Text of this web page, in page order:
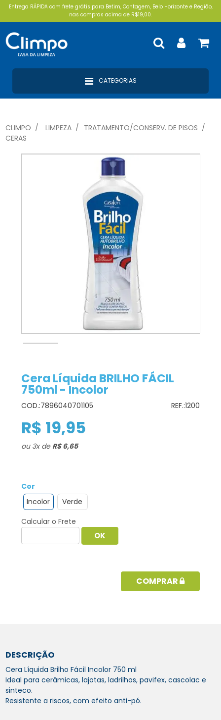
Entrega RÁPIDA com frete grátis para Betim, Contagem, Belo Horizonte e Região,
nas compras acima de R$19,00.
CATEGORIAS
CLIMPO LIMPEZA
TRATAMENTO/CONSERV. DE PISOS
CERAS
Cera Líquida BRILHO FÁCIL
750ml - Incolor
COD.:7896040701105 REF.:1200
R$ 19,95
ou 3xde R$ 6,65
Cor
Incolor
Verde
Calcular o Frete
COMPRAR
DESCRIÇÃO
Cera Líquida Brilho Fácil Incolor 750 ml
Ideal para cerâmicas, lajotas, ladrilhos, pavifex, cascolac e
sinteco.
Resistente a riscos, com efeito anti-pó.